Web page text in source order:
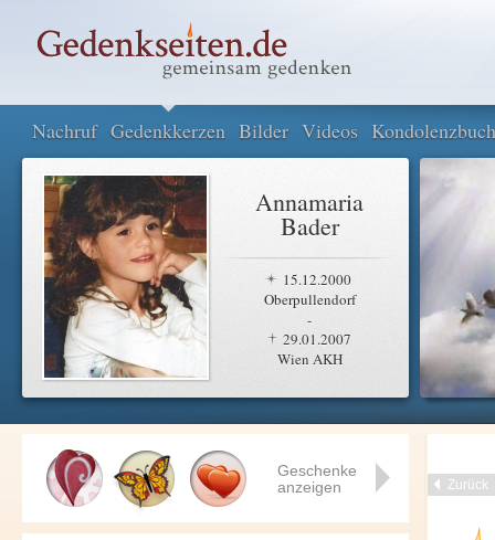
Nachruf Gedenkkerzen Bilder Videos Kondolenzbuch
Annamaria
Bader
15.12.2000
Oberpullendorf
-
29.01.2007
Wien AKH
Zurück
Geschenke
anzeigen